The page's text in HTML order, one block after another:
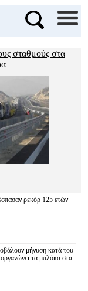
σταθμούς στα
ρεκόρ 125 ετών
μήνυση κατά του
τα μπλόκα στα